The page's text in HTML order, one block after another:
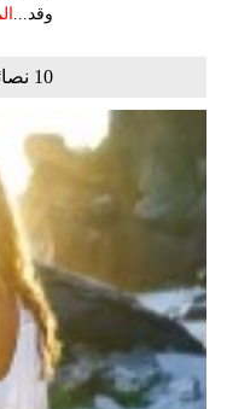
وقد...
10 نصائح لتخطي الانفصال